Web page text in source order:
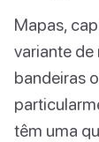
Mapas,
variante
bandeiras
têm uma